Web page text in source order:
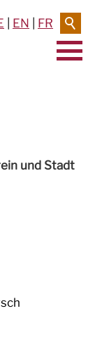
EN FR
und Stadt